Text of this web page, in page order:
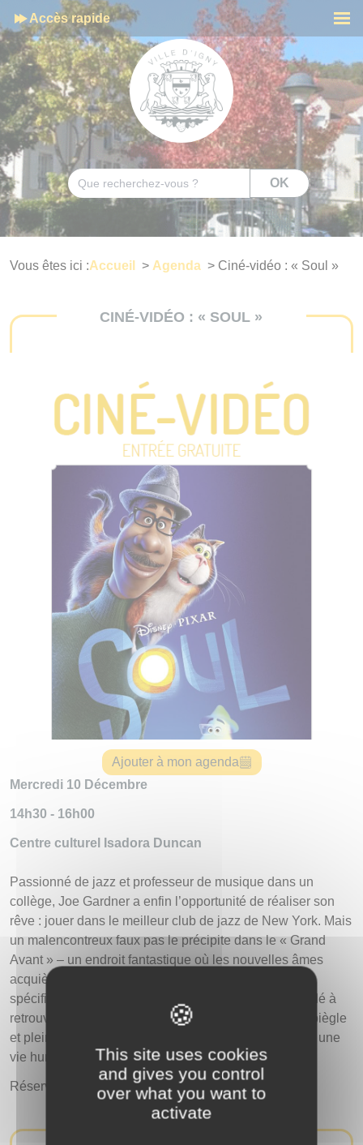
Accès rapide
Rechercher OK
Vous êtes ici :Accueil > Agenda > Ciné-vidéo : « Soul »
CINÉ-VIDÉO : « SOUL »
Ajouter à mon agenda
Mercredi 10 Décembre
14h30 - 16h00
Centre culturel Isadora Duncan
Passionné de jazz et professeur de musique dans un
collège, Joe Gardner a enfin l’opportunité de réaliser son
rêve : jouer dans le meilleur club de jazz de New York. Mais
un malencontreux faux pas le précipite dans le « Grand
Avant » – un endroit fantastique où les nouvelles âmes
acquièrent leur personnalité, leur caractère et leur
spécificité avant d’être envoyées sur Terre. Bien décidé à
retrouver sa vie, Joe fait équipe avec 22, une âme espiègle
et pleine d’esprit, qui n’a jamais saisi l’intérêt de vivre une
vie humaine.
Réservations : culture@igny.fr – 01 69 33 22 11
Cookies management panel
This site uses cookies
and gives you control
over what you want to
activate